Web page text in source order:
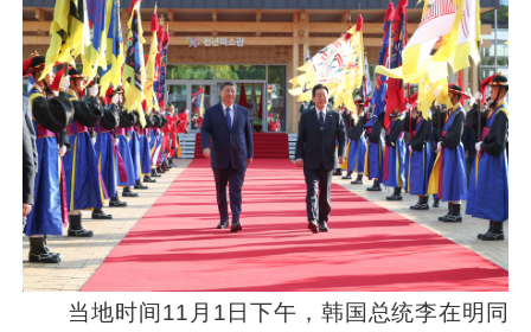
当地时间11月1日下午，韩国总统李在明同